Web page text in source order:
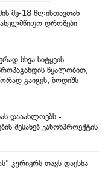
მე-18 წლისთავთან
დროშები
სხვა სიტყვის
წყალობით,
გაიგეს, ბოდიშს
დააახლოებს -
შესახებ კანონპროექტის
კურიერს თავს დაესხა -